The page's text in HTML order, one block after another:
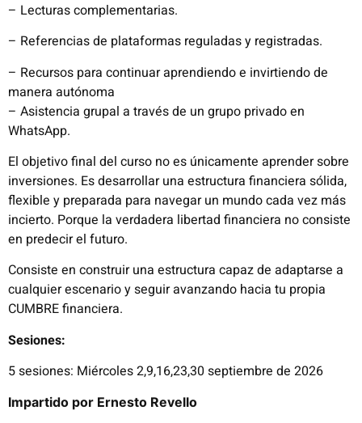
– Lecturas complementarias.
– Referencias de plataformas reguladas y registradas.
– Recursos para continuar aprendiendo e invirtiendo de
manera autónoma
– Asistencia grupal a través de un grupo privado en
WhatsApp.
El objetivo final del curso no es únicamente aprender sobre
inversiones. Es desarrollar una estructura financiera sólida,
flexible y preparada para navegar un mundo cada vez más
incierto. Porque la verdadera libertad financiera no consiste
en predecir el futuro.
Consiste en construir una estructura capaz de adaptarse a
cualquier escenario y seguir avanzando hacia tu propia
CUMBRE financiera.
Sesiones:
5 sesiones: Miércoles 2,9,16,23,30 septiembre de 2026
Impartido por Ernesto Revello